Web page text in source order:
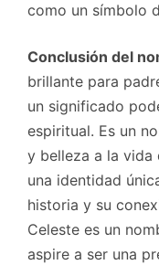
como un símbolo
Conclusión del
brillante para
un significado
espiritual. Es un
y belleza a la vida
una identidad
historia y su
Celeste es un
aspire a ser una